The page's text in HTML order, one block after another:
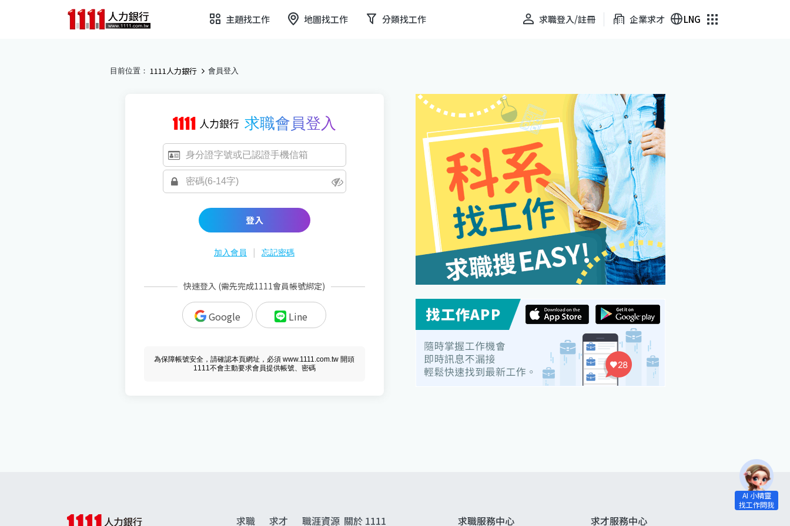
主題找工作 地圖找工作 分類找工作 求職登入/註冊 企業求才 LNG
目前位置： 1111人力銀行 會員登入
求職會員登入
登入
加入會員 | 忘記密碼
快速登入 (需先完成1111會員帳號綁定)
Google Line
為保障帳號安全，請確認本頁網址，必須 www.1111.com.tw 開頭
1111不會主動要求會員提供帳號、密碼
求職 求才 職涯資源 關於 1111 求職服務中心 求才服務中心